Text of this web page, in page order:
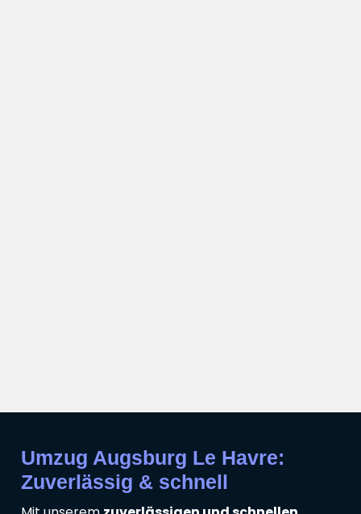
Umzug Augsburg Le Havre:
Zuverlässig & schnell